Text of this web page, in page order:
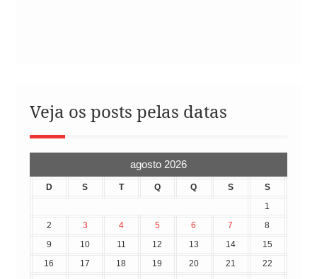
Veja os posts pelas datas
agosto 2026
D S T Q Q S
S
1
2
3 4 5 6 7
8
9
10 11 12 13 14
15
16
17 18 19 20 21
22